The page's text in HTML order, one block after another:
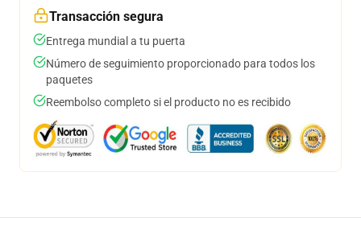
Transacción segura
Entrega mundial a tu puerta
Número de seguimiento proporcionado para todos los
paquetes
Reembolso completo si el producto no es recibido